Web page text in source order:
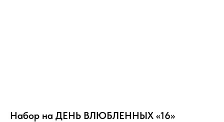
Набор на ДЕНЬ ВЛЮБЛЕННЫХ «16»